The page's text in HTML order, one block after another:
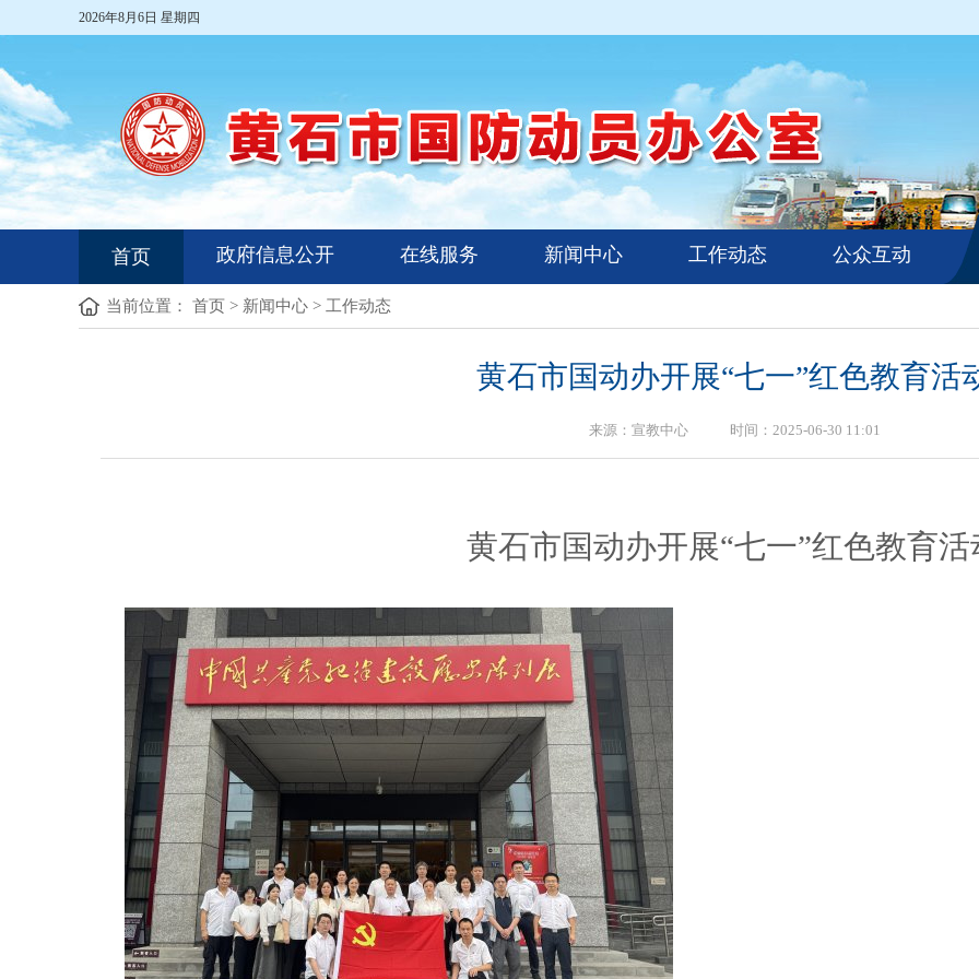
2026年8月6日 星期四
首页 政府信息公开 在线服务 新闻中心 工作动态 公众互动
当前位置： 首页 > 新闻中心 > 工作动态
黄石市国动办开展“七一”红色教育活
来源：宣教中心 时间：2025-06-30 11:01
黄石市国动办开展“七一”红色教育活